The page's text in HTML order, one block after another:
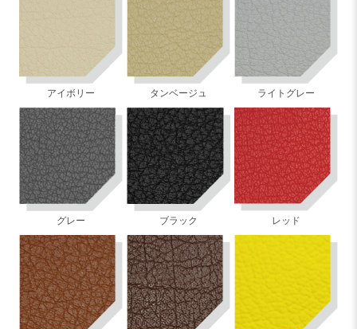
アイボリー タンベージュ ライトグレー
グレー ブラック レッド